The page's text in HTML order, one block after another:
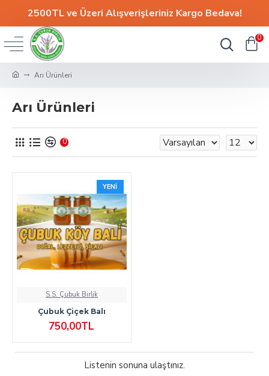
2500TL ve Üzeri Alışverişleriniz Kargo Bedava!
0
Arı Ürünleri
Arı Ürünleri
0
YENI
S.S. Çubuk Birlik
Çubuk Çiçek Balı
750,00TL
Listenin sonuna ulaştınız.